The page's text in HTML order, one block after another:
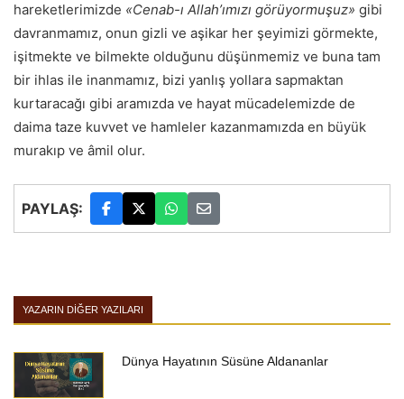
hareketlerimizde «Cenab-ı Allah’ımızı görüyormuşuz» gibi
davranmamız, onun gizli ve aşikar her şeyimizi görmekte,
işitmekte ve bilmekte olduğunu düşünmemiz ve buna tam
bir ihlas ile inanmamız, bizi yanlış yollara sapmaktan
kurtaracağı gibi aramızda ve hayat mücadelemizde de
daima taze kuvvet ve hamleler kazanmamızda en büyük
murakıp ve âmil olur.
PAYLAŞ:
YAZARIN DIĞER YAZILARI
Dünya Hayatının Süsüne Aldananlar